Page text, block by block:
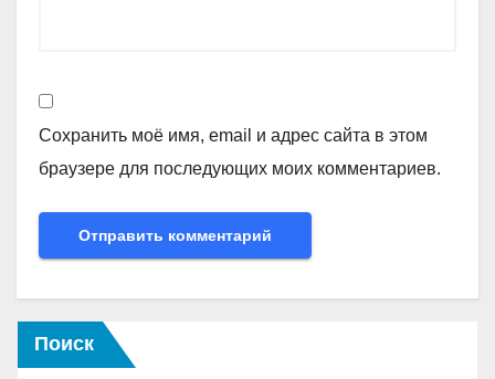
Сохранить моё имя, email и адрес сайта в этом
браузере для последующих моих комментариев.
Поиск